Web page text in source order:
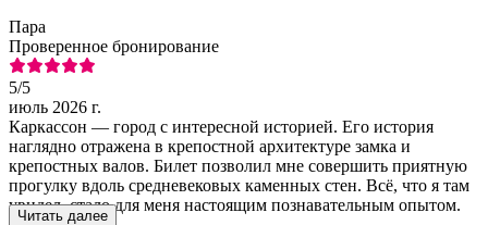
Пара
Проверенное бронирование
5/5
июль 2026 г.
Каркассон — город с интересной историей. Его история
наглядно отражена в крепостной архитектуре замка и
крепостных валов. Билет позволил мне совершить приятную
прогулку вдоль средневековых каменных стен. Всё, что я там
увидел, стало для меня настоящим познавательным опытом.
Читать далее